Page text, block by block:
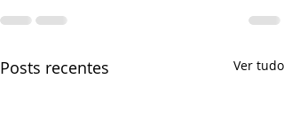
Posts recentes Ver tudo